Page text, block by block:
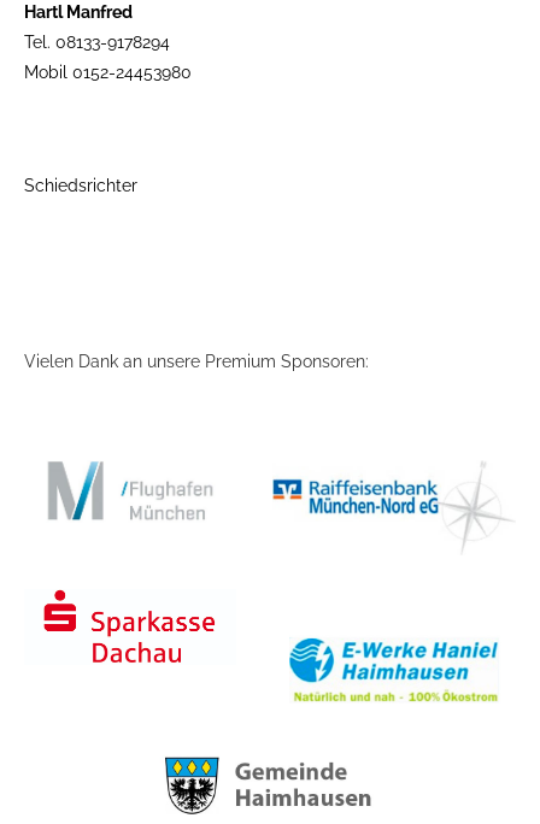
Hartl Manfred
Tel. 08133-9178294
Mobil 0152-24453980
Schiedsrichter
Vielen Dank an unsere Premium Sponsoren: